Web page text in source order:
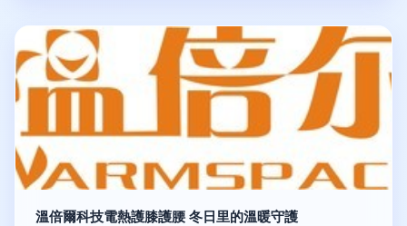
溫倍爾科技電熱護膝護腰 冬日里的溫暖守護